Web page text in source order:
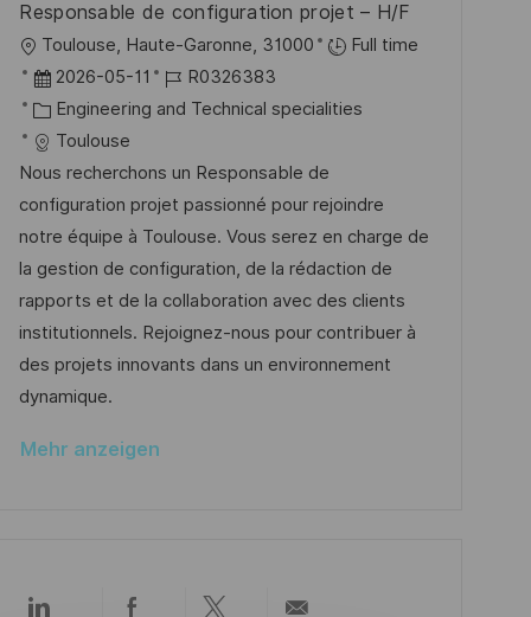
ö
f
f
e
n
t
l
i
c
h
u
n
g
Responsable de configuration projet – H/F
O
r
t
Toulouse, Haute-Garonne, 31000
Full time
D
a
t
u
m
d
e
r
V
e
r
f
2026-05-11
J
o
-
I
D
R0326383
K
a
t
e
g
o
r
i
e
Engineering and Technical specialities
Toulouse
Nous recherchons un Responsable de
configuration projet passionné pour rejoindre
notre équipe à Toulouse. Vous serez en charge de
la gestion de configuration, de la rédaction de
rapports et de la collaboration avec des clients
institutionnels. Rejoignez-nous pour contribuer à
des projets innovants dans un environnement
dynamique.
Mehr anzeigen